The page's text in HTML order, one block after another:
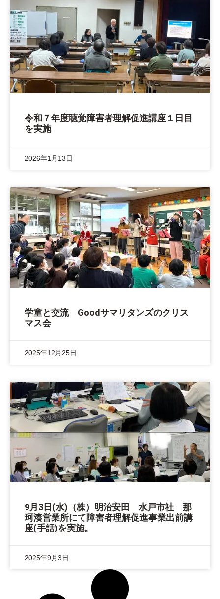
令和７年度聴覚障害者理解促進講座１日目
を実施
2026年1月13日
学童と交流 Goodサマリタンズのクリス
マス会
2025年12月25日
9月3日(水)（株）明治安田 水戸市社 那
珂湊営業所にて障害者理解促進事業出前講
座(手話)を実施。
2025年9月3日